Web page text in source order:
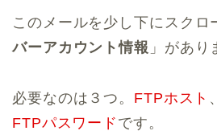
このメールを少し下にスクロ
バーアカウント情報 」があり
必要なのは３つ。 FTPホスト 、
FTPパスワード です。